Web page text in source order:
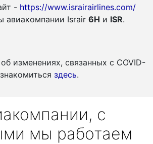
- https://www.israirairlines.com/
авиакомпании Israir 6H и ISR.
изменениях, связанных c COVID-
здесь.
с
мы работаем